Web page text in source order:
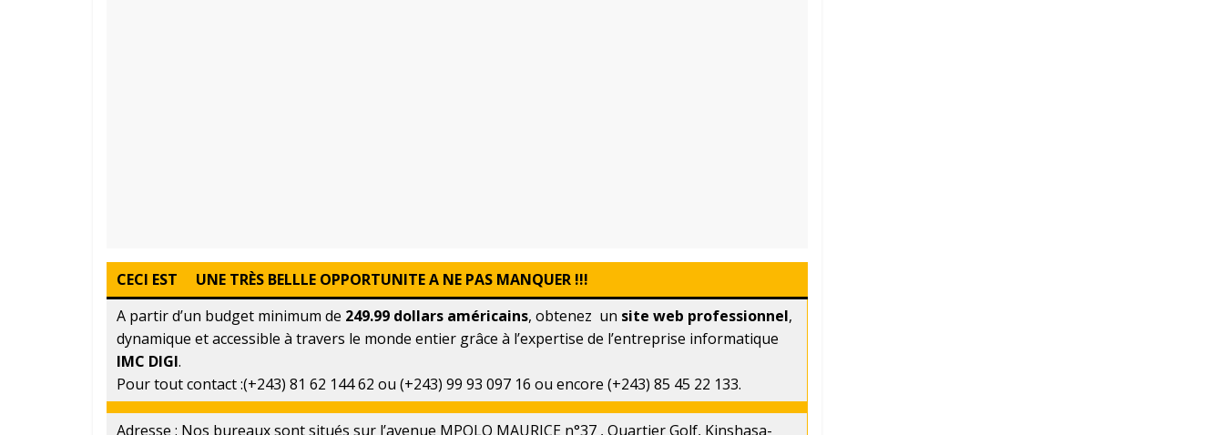
CECI EST UNE TRÈS BELLLE OPPORTUNITE A NE PAS MANQUER !!!
A partir d’un budget minimum de 249.99 dollars américains, obtenez un site web professionnel,
dynamique et accessible à travers le monde entier grâce à l’expertise de l’entreprise informatique
IMC DIGI.
Pour tout contact :(+243) 81 62 144 62 ou (+243) 99 93 097 16 ou encore (+243) 85 45 22 133.
Adresse : Nos bureaux sont situés sur l’avenue MPOLO MAURICE n°37 , Quartier Golf, Kinshasa-